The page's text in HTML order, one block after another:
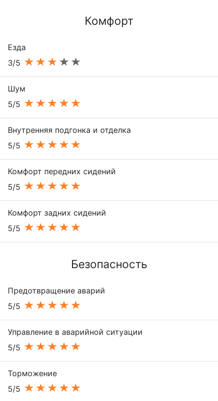
Комфорт
Езда
3/5
Шум
5/5
Внутренняя подгонка и отделка
5/5
Комфорт передних сидений
5/5
Комфорт задних сидений
5/5
Безопасность
Предотвращение аварий
5/5
Управление в аварийной ситуации
5/5
Торможение
5/5